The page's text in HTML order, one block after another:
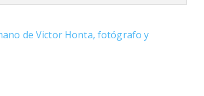
de Victor Honta, fotógrafo y